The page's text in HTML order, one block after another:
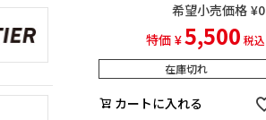
希望小売価格 ¥0
特価 ¥5,500 税込
在庫切れ
カートに入れる